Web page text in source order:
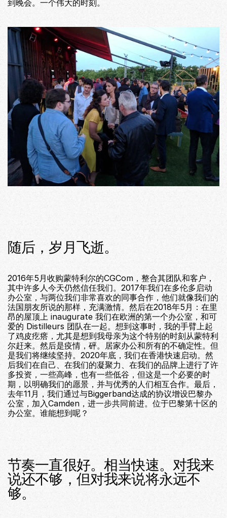
到晚会。一个伟大的时刻。
随后，岁月飞逝。
2016年5月收购蒙特利尔的CGCom，整合其团队和客户，
其中许多人今天仍然信任我们。2017年我们在多伦多启动
办公室，与两位我们非常喜欢的同事合作，他们就像我们的
法国朋友所说的那样，充满激情。然后在2018年5月：在里
昂的屋顶上 inaugurate 我们在欧洲的第一个办公室，和可
爱的 Distilleurs 团队在一起。想到这事时，我的手臂上起
了鸡皮疙瘩，尤其是想到我母亲为这个特别的时刻从蒙特利
尔赶来。然后是疫情，砰。居家办公和所有的不确定性。但
是我们将继续坚持。2020年底，我们在香港快速启动。然
后我们在自己、在我们的凝聚力、在我们的品牌上进行了许
多投资，一些高峰，也有一些低谷，但这是一个必要的时
期，以明确我们的愿景，并与优秀的人们相互合作。最后，
去年11月，我们通过与Biggerband达成的协议增设巴黎办
公室，加入Camden，进一步共同前进。位于巴黎第十区的
办公室。谁能想到呢？
节奏一直很好。相当快速。对我来
说还不够，但对我来说将永远不
够。